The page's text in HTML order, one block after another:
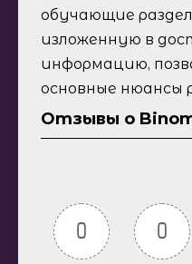
обучающие
изложенную в
информацию,
основные нюансы
Отзывы о
0 0